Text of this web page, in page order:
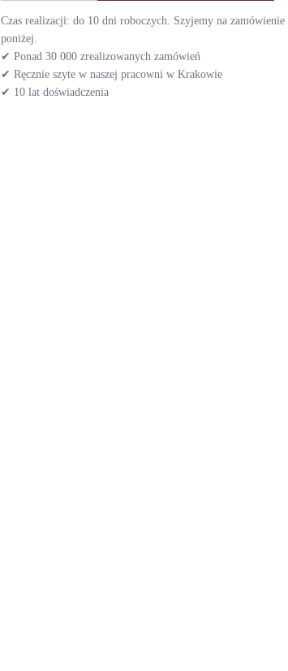
Czas realizacji: do 10 dni roboczych. Szyjemy na
poniżej.
✔ Ponad 30 000 zrealizowanych zamówień
✔ Ręcznie szyte w naszej pracowni w Krakowie
✔ 10 lat doświadczenia